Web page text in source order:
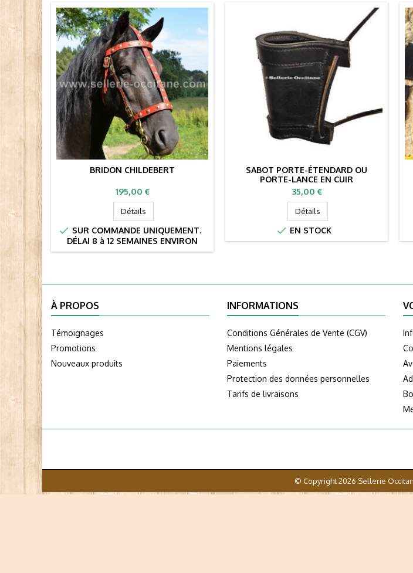
BRIDON CHILDEBERT
Prix
195,00 €
Détails
 SUR COMMANDE UNIQUEMENT.
DÉLAI 8 à 12 SEMAINES ENVIRON
SABOT PORTE-ÉTENDARD OU
PORTE-LANCE EN CUIR
Prix
35,00 €
Détails
 EN STOCK
À PROPOS
Témoignages
Promotions
Nouveaux produits
INFORMATIONS
Conditions Générales de Vente (CGV)
Mentions légales
Paiements
Protection des données personnelles
Tarifs de livraisons
© Copyright 2026 Sellerie